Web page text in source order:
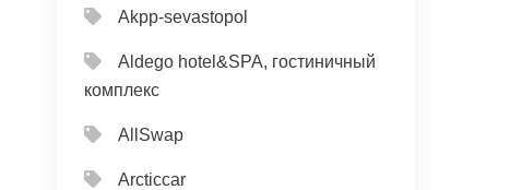
Akpp-sevastopol
Aldego hotel&SPA, гостиничный
комплекс
AllSwap
Arcticcar